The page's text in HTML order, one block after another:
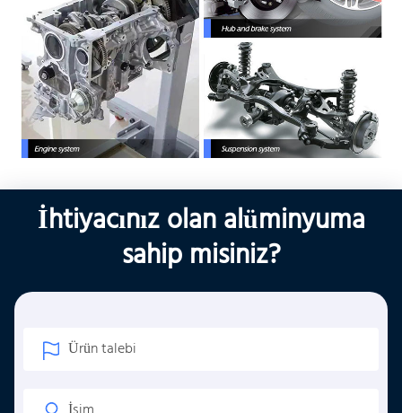
İhtiyacınız olan alüminyuma
sahip misiniz?